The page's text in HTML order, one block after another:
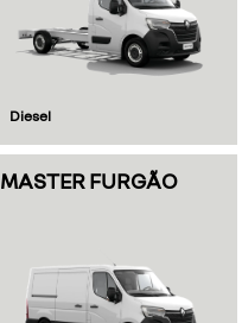
Diesel
MASTER FURGÃO